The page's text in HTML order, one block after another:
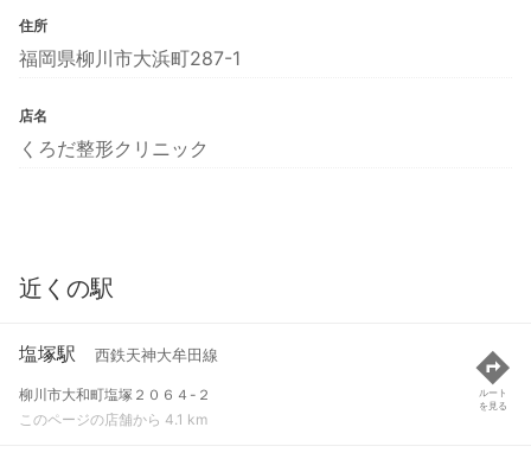
住所
福岡県柳川市大浜町287-1
店名
くろだ整形クリニック
近くの駅
塩塚駅 西鉄天神大牟田線
柳川市大和町塩塚２０６４-２
このページの店舗から 4.1 km
ルート
を見る